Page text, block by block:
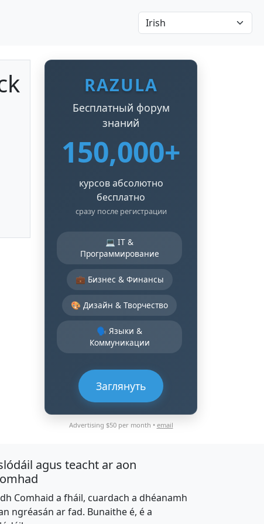
RAZULA
Бесплатный форум
знаний
150,000+
курсов абсолютно
бесплатно
сразу после регистрации
💻 IT &
Программирование
💼 Бизнес & Финансы
🎨 Дизайн & Творчество
🗣️ Языки &
Коммуникации
Заглянуть
Advertising $50 per month • email
agus teacht ar aon
Comhaid a fháil, cuardach a dhéanamh
ngréasán ar fad. Bunaithe é, é a